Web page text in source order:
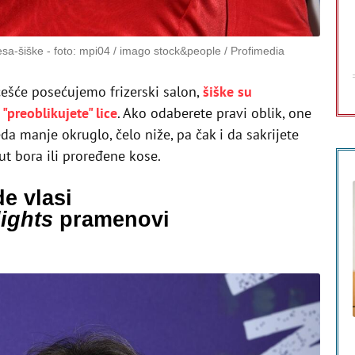
šiške foto: mpi04 / imago stock&people / Profimedia
posećujemo frizerski salon,šiške su
lice. Ako odaberete pravi oblik, one
manje okruglo, čelo niže, pa čak i da sakrijete
bora ili proređene kose.
vlasi
pramenovi